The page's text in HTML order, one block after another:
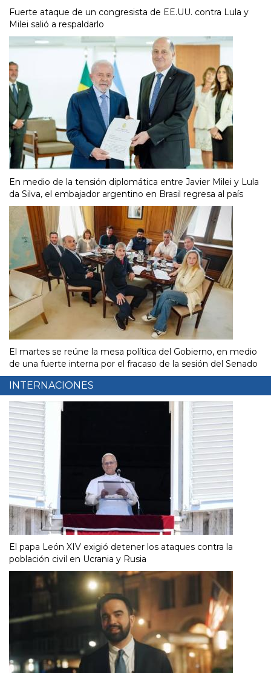
Fuerte ataque de un congresista de EE.UU. contra Lula y
Milei salió a respaldarlo
En medio de la tensión diplomática entre Javier Milei y Lula
da Silva, el embajador argentino en Brasil regresa al país
El martes se reúne la mesa política del Gobierno, en medio
de una fuerte interna por el fracaso de la sesión del Senado
INTERNACIONES
El papa León XIV exigió detener los ataques contra la
población civil en Ucrania y Rusia